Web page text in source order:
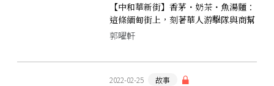
【中和華新街】香茅・奶茶・魚湯麵：
這條緬甸街上，刻著華人游擊隊與商幫
會黨的足跡
郭曜軒
2022-02-25 故事